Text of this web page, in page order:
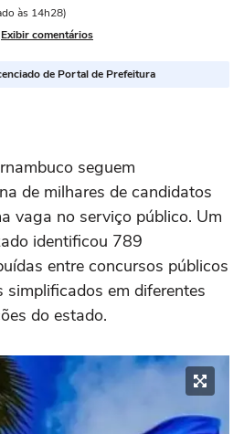
às 14h28)
Exibir comentários
de Portal de Prefeitura
seguem
de milhares de candidatos
vaga no serviço público. Um
identificou 789
entre concursos públicos
simplificados em diferentes
do estado.